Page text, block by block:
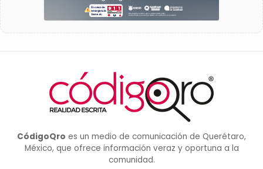
CódigoQro es un medio de comunicación de Querétaro,
México, que ofrece información veraz y oportuna a la
comunidad.